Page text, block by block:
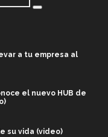
a tu empresa al
el nuevo HUB de
su vida (video)